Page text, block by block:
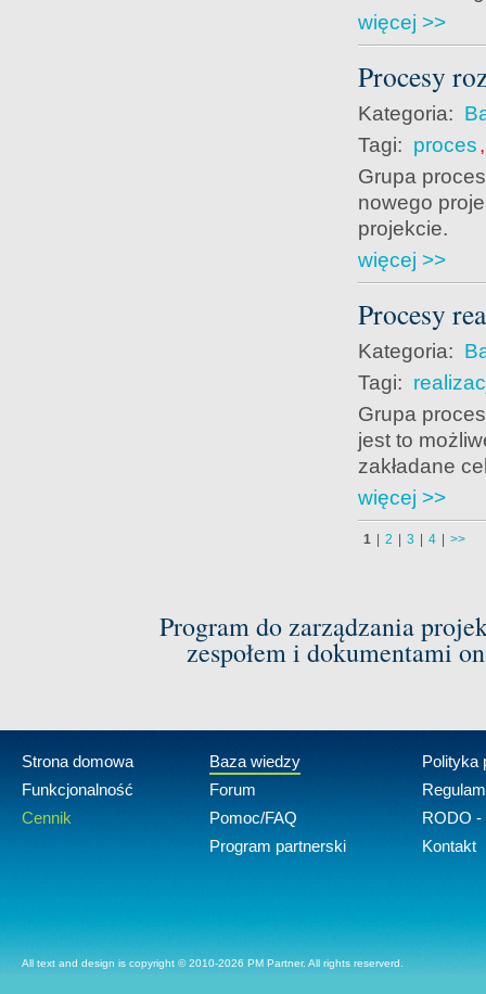
więcej >>
Procesy
Kategoria:
Tagi: proces
Grupa
nowego
projekcie.
więcej >>
Procesy
Kategoria:
Tagi:
Grupa
jest to
zakładane
więcej >>
1 2 3 4 >>
Program do zarządzania
zespołem i dokumentami
Strona domowa
Funkcjonalność
Cennik
Baza wiedzy
Forum
Pomoc/FAQ
Program partnerski
Polityka
RODO -
Kontakt
All text and design is copyright © 2010-2026 PM Partner. All rights reserverd.